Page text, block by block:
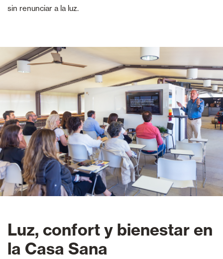
sin renunciar a la luz.
Luz, confort y bienestar en
la Casa Sana